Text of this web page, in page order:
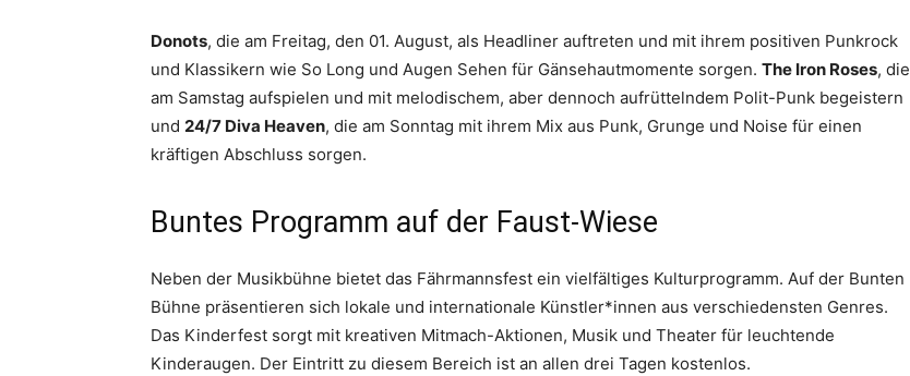
Donots, die am Freitag, den 01. August, als Headliner auftreten und mit ihrem positiven Punkrock
und Klassikern wie So Long und Augen Sehen für Gänsehautmomente sorgen. The Iron Roses, die
am Samstag aufspielen und mit melodischem, aber dennoch aufrüttelndem Polit-Punk begeistern
und 24/7 Diva Heaven, die am Sonntag mit ihrem Mix aus Punk, Grunge und Noise für einen
kräftigen Abschluss sorgen.
Buntes Programm auf der Faust-Wiese
Neben der Musikbühne bietet das Fährmannsfest ein vielfältiges Kulturprogramm. Auf der Bunten
Bühne präsentieren sich lokale und internationale Künstler*innen aus verschiedensten Genres.
Das Kinderfest sorgt mit kreativen Mitmach-Aktionen, Musik und Theater für leuchtende
Kinderaugen. Der Eintritt zu diesem Bereich ist an allen drei Tagen kostenlos.